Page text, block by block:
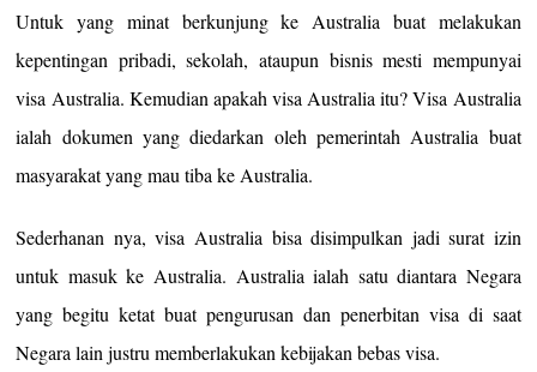
Untuk yang minat berkunjung ke Australia buat melakukan
kepentingan pribadi, sekolah, ataupun bisnis mesti mempunyai
visa Australia. Kemudian apakah visa Australia itu? Visa Australia
ialah dokumen yang diedarkan oleh pemerintah Australia buat
masyarakat yang mau tiba ke Australia.
Sederhanan nya, visa Australia bisa disimpulkan jadi surat izin
untuk masuk ke Australia. Australia ialah satu diantara Negara
yang begitu ketat buat pengurusan dan penerbitan visa di saat
Negara lain justru memberlakukan kebijakan bebas visa.